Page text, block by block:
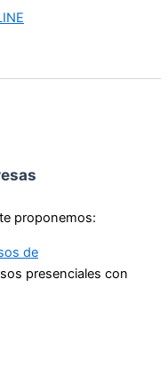
proponemos:
de
presenciales con